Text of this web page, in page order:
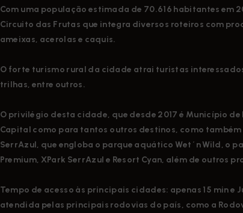
Com uma população estimada de 70.616 habitantes
Circuito das Frutas que integra diversos roteiros com
ameixas, acerolas e caquis.
O forte turismo rural da cidade atrai turistas
trilhas, entre outros.
O privilégio desta cidade, que desde 2017 é Município
Capital como para tantos outros destinos, como
SerrAzul, que engloba o parque aquático Wet´n Wild, o
Premium, XPark SerrAzul e Resort Cyan, além de outros
Tempo de acesso às principais cidades: apenas 15 min e
atendida pelas principais rodovias do país, como a